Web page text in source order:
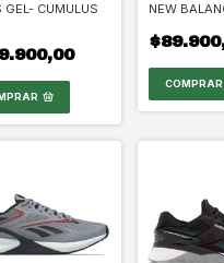
GEL- CUMULUS
NEW
COMPRAR